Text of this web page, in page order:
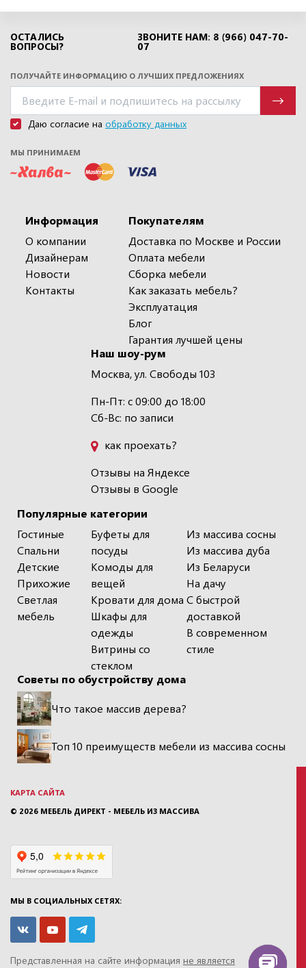
ОСТАЛИСЬ
ВОПРОСЫ?
ЗВОНИТЕ НАМ: 8 (966) 047-70-
07
ПОЛУЧАЙТЕ ИНФОРМАЦИЮ О ЛУЧШИХ ПРЕДЛОЖЕНИЯХ
Даю согласие на обработку данных
МЫ ПРИНИМАЕМ
Информация
О компании
Дизайнерам
Новости
Контакты
Популярные категории
Гостиные
Спальни
Детские
Прихожие
Светлая
мебель
Буфеты для
посуды
Комоды для
вещей
Кровати для дома
Шкафы для
одежды
Витрины со
стеклом
Из массива сосны
Из массива дуба
Из Беларуси
На дачу
С быстрой
доставкой
В современном
стиле
Покупателям
Доставка по Москве и России
Оплата мебели
Сборка мебели
Как заказать мебель?
Эксплуатация
Блог
Гарантия лучшей цены
Наш шоу-рум
Москва, ул. Свободы 103
Пн-Пт: с 09:00 до 18:00
Сб-Вс: по записи
как проехать?
Отзывы на Яндексе
Отзывы в Google
Советы по обустройству дома
Что такое массив дерева?
Топ 10 преимуществ мебели из массива сосны
КАРТА САЙТА
© 2026 МЕБЕЛЬ ДИРЕКТ - МЕБЕЛЬ ИЗ МАССИВА
МЫ В СОЦИАЛЬНЫХ СЕТЯХ:
Представленная на сайте информация не является